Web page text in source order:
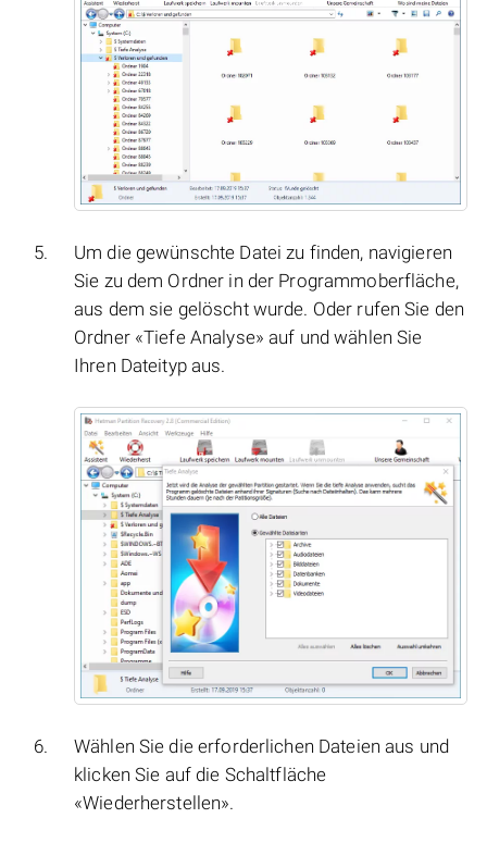
Um die gewünschte Datei zu finden, navigieren
Sie zu dem Ordner in der Programmoberfläche,
aus dem sie gelöscht wurde. Oder rufen Sie den
Ordner «Tiefe Analyse» auf und wählen Sie
Ihren Dateityp aus.
Wählen Sie die erforderlichen Dateien aus und
klicken Sie auf die Schaltfläche
«Wiederherstellen».